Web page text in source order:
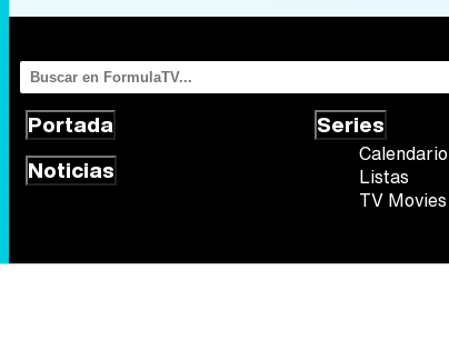
Portada
Noticias
Series
Calendario
Listas
TV Movies